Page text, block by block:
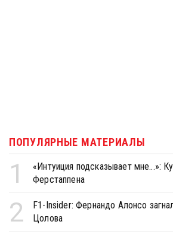
ПОПУЛЯРНЫЕ МАТЕРИАЛЫ
1
«Интуиция подсказывает мне...»:
Ферстаппена
2
F1-Insider: Фернандо Алонсо
Цолова